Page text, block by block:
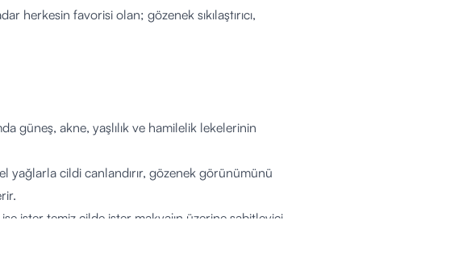
herkesin favorisi olan; gözenek sıkılaştırıcı,
güneş, akne, yaşlılık ve hamilelik lekelerinin
yağlarla cildi canlandırır, gözenek görünümünü
ister temiz cilde ister makyajın üzerine sabitleyici